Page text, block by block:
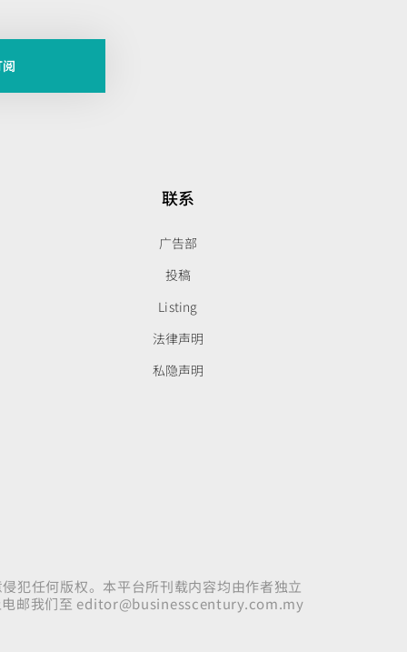
联系
广告部
投稿
Listing
法律声明
私隐声明
犯任何版权。本平台所刊载内容均由作者独立
邮我们至 editor@businesscentury.com.my